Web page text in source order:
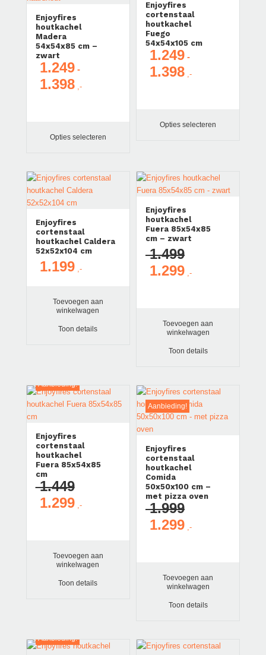
Enjoyfires
houtkachel
Madera
54x54x85 cm –
zwart
1.249 -
1.398Prijsklasse:
Opties selecteren
Enjoyfires
cortenstaal
houtkachel
Fuego
54x54x105 cm
1.249 -
1.398Prijsklasse:
Opties selecteren
Enjoyfires
cortenstaal
houtkachel Caldera
52x52x104 cm
1.199
Toevoegen aan
winkelwagen
Toon details
Enjoyfires
houtkachel
Fuera 85x54x85
cm – zwart
1.499
Oorspronkelijke
1.299Huidige
Toevoegen aan
winkelwagen
Toon details
Enjoyfires
cortenstaal
houtkachel
Fuera 85x54x85
cm
1.449
Oorspronkelijke
1.299Huidige
Aanbieding!
Toevoegen aan
winkelwagen
Toon details
Enjoyfires
cortenstaal
houtkachel
Comida
50x50x100 cm –
met pizza oven
1.999
Oorspronkelijke
1.299Huidige
Aanbieding!
Toevoegen aan
winkelwagen
Toon details
Aanbieding!